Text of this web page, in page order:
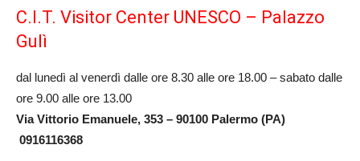
C.I.T. Visitor Center UNESCO – Palazzo
Gulì
dal lunedì al venerdì dalle ore 8.30 alle ore 18.00 – sabato dalle
ore 9.00 alle ore 13.00
Via Vittorio Emanuele, 353 – 90100 Palermo (PA)
0916116368